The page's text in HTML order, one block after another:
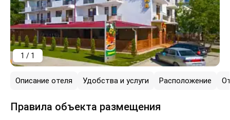
1 / 1
Описание отеля Удобства и услуги Расположение
Правила объекта размещения